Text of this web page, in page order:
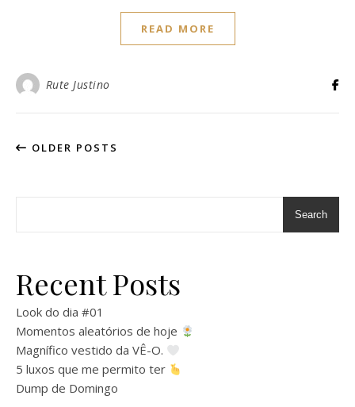
READ MORE
Rute Justino
OLDER POSTS
Search
Recent Posts
Look do dia #01
Momentos aleatórios de hoje
Magnífico vestido da VÊ-O.
5 luxos que me permito ter
Dump de Domingo